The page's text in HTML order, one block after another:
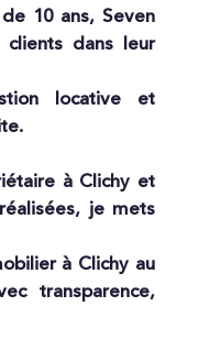
10 ans, Seven
clients dans leur
locative et
à Clichy et
je mets
à Clichy au
transparence,